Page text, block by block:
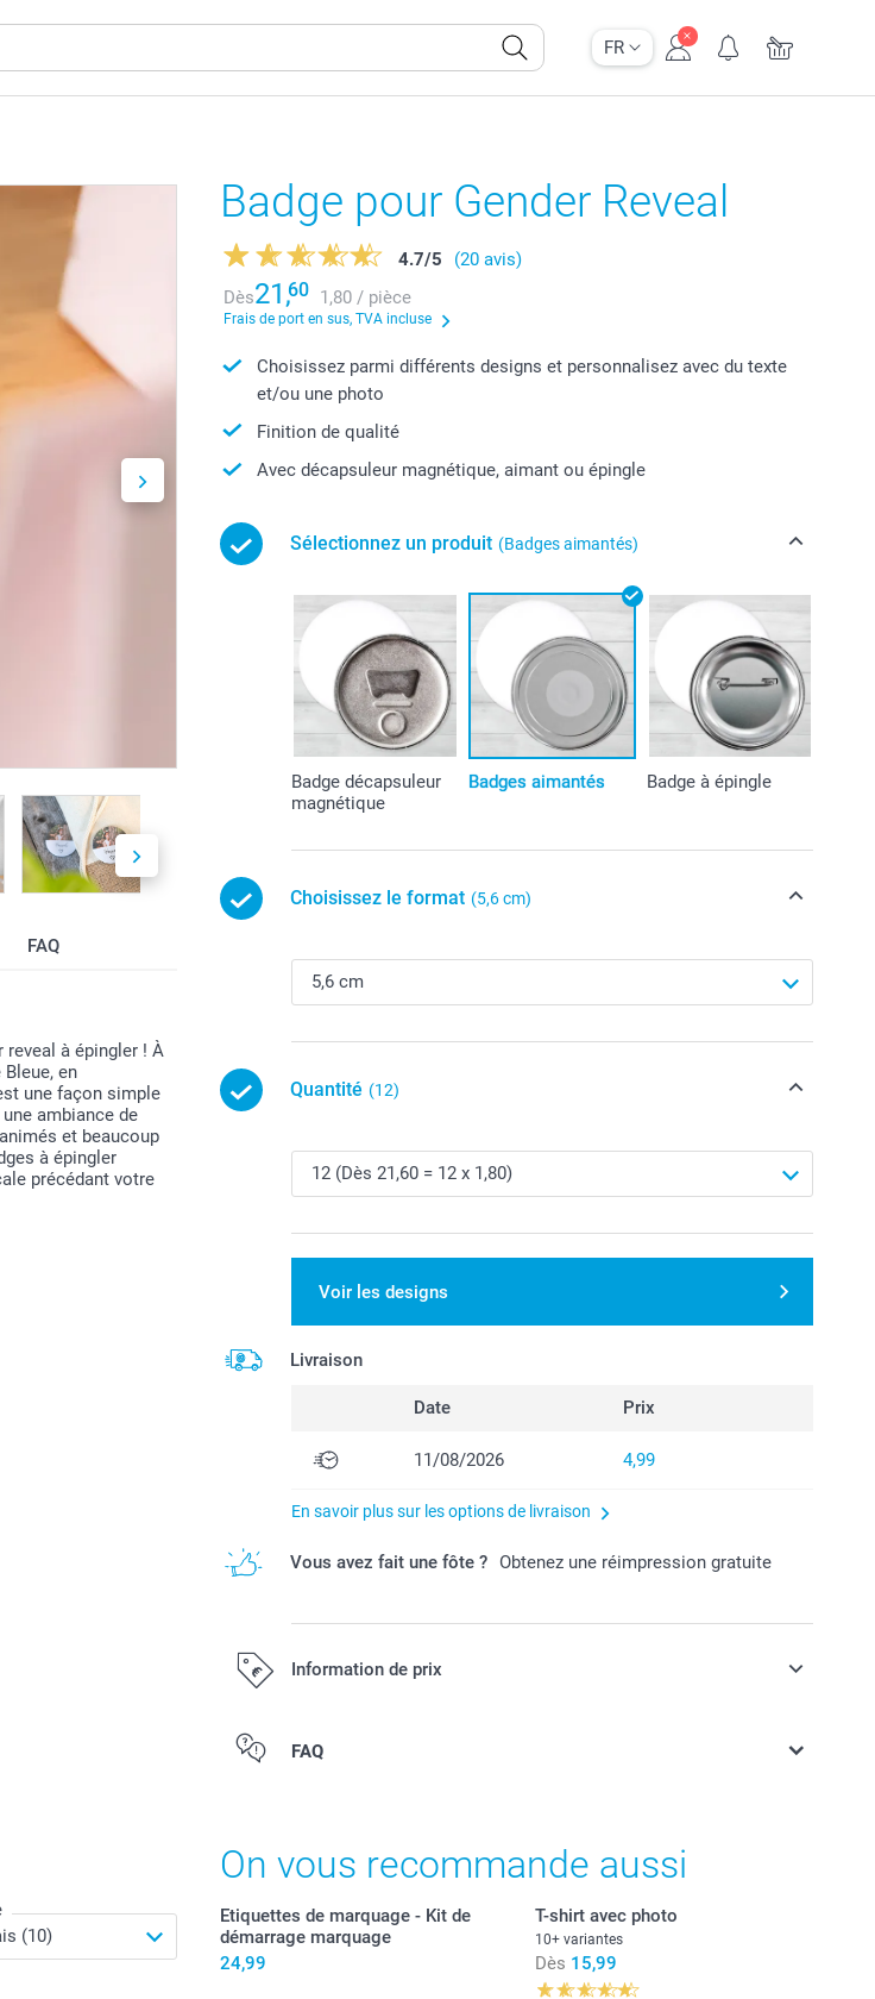
FR
FAQ
reveal à épingler ! À
en
une façon simple
ambiance de
et beaucoup
à épingler
précédant votre
Badge pour Gender Reveal
4.7/5
(20 avis)
Dès21,60 1,80 / pièce
Frais de port en sus, TVA incluse
Choisissez parmi différents designs et personnalisez avec du texte
et/ou une photo
Finition de qualité
Avec décapsuleur magnétique, aimant ou épingle
Sélectionnez un produit (Badges aimantés)
Badge décapsuleur
magnétique
Badges aimantés Badge à épingle
Choisissez le format (5,6 cm)
Quantité (12)
Voir les designs
Livraison
Date Prix
11/08/2026 4,99
En savoir plus sur les options de livraison
Vous avez fait une fôte ? Obtenez une réimpression gratuite
Information de prix
Tous les prix sont en EURO (€), TVA incluse et hors frais de port.
FAQ
On vous recommande aussi
Etiquettes de marquage - Kit de
démarrage marquage
24,99
T-shirt avec photo
10+ variantes
Dès 15,99